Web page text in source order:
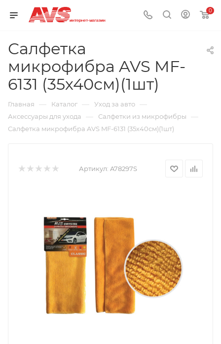
0
Салфетка
микрофибра AVS MF-
6131 (35х40см)(1шт)
Главная — Каталог — Уход за авто —
Аксессуары для ухода — Салфетки из микрофибры —
Салфетка микрофибра AVS MF-6131 (35х40см)(1шт)
Артикул: A78297S